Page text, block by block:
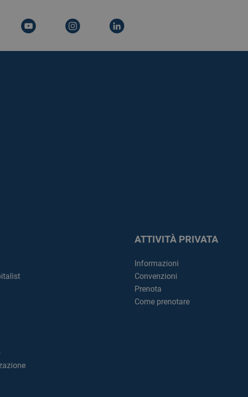
ATTIVITÀ PRIVATA
Informazioni
Convenzioni
Prenota
Come prenotare